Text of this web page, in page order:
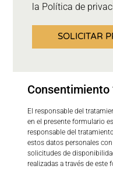
la Política de
SOLICITAR
Consentimiento
El responsable del
en el presente formulario es
responsable del
estos datos personales
solicitudes de
realizadas a través de este